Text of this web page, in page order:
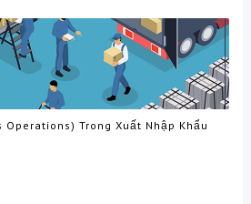
Operations) Trong Xuất Nhập Khẩu